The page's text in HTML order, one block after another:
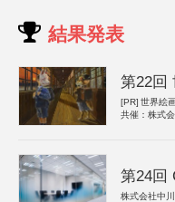
結果発表
第22回
[PR] 世界絵
共催：株式
第24回
株式会社中